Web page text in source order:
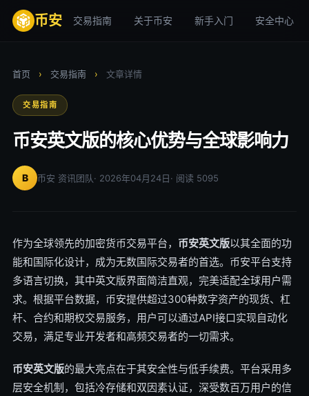
币安 交易指南 关于币安 新手入门 安全中心
首页 › 交易指南 › 文章详情
交易指南
币安英文版的核心优势与全球影响力
B 币安 资讯团队· 2026年04月24日· 阅读 5095
作为全球领先的加密货币交易平台， 币安英文版以其全面的功
能和国际化设计，成为无数国际交易者的首选。币安平台支持
多语言切换，其中英文版界面简洁直观，完美适配全球用户需
求。根据平台数据，币安提供超过300种数字资产的现货、杠
杆、合约和期权交易服务，用户可以通过API接口实现自动化
交易，满足专业开发者和高频交易者的一切需求。
币安英文版的最大亮点在于其安全性与低手续费。平台采用多
层安全机制，包括冷存储和双因素认证，深受数百万用户的信